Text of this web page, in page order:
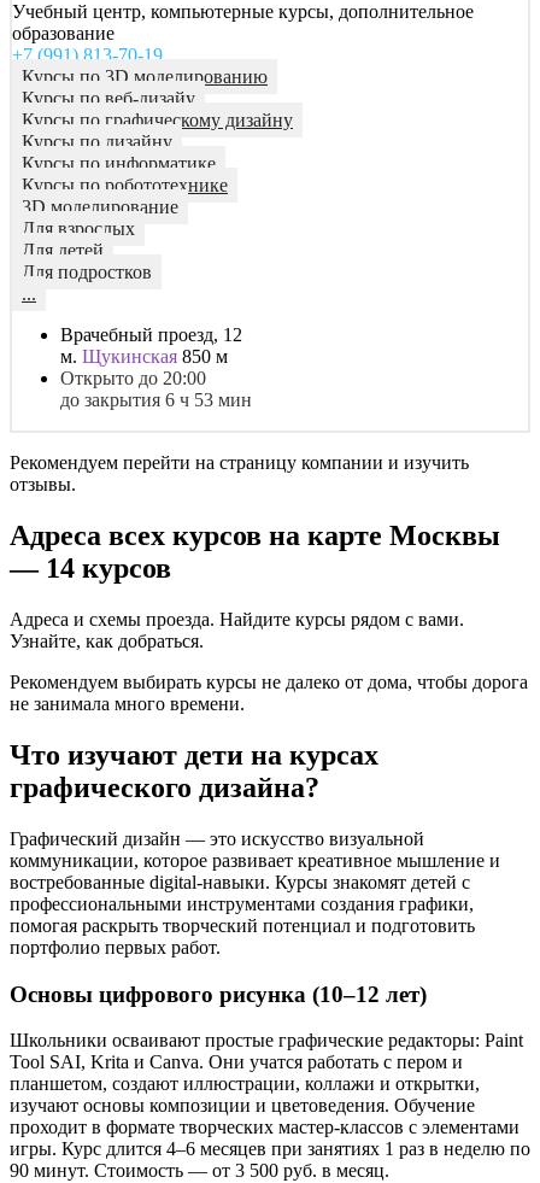
Учебный центр, компьютерные курсы, дополнительное
образование
+7 (991) 813-70-19
Курсы по 3D моделированию
Курсы по веб-дизайу
Курсы по графическому дизайну
Курсы по дизайну
Курсы по информатике
Курсы по робототехнике
3D моделирование
Для взрослых
Для детей
Для подростков
...
Врачебный проезд, 12
м. Щукинская 850 м
Открыто до 20:00
до закрытия 6 ч 53 мин
Рекомендуем перейти на страницу компании и изучить
отзывы.
Адреса всех курсов на карте Москвы
— 14 курсов
Адреса и схемы проезда. Найдите курсы рядом с вами.
Узнайте, как добраться.
Рекомендуем выбирать курсы не далеко от дома, чтобы дорога
не занимала много времени.
Что изучают дети на курсах
графического дизайна?
Графический дизайн — это искусство визуальной
коммуникации, которое развивает креативное мышление и
востребованные digital-навыки. Курсы знакомят детей с
профессиональными инструментами создания графики,
помогая раскрыть творческий потенциал и подготовить
портфолио первых работ.
Основы цифрового рисунка (10–12 лет)
Школьники осваивают простые графические редакторы: Paint
Tool SAI, Krita и Canva. Они учатся работать с пером и
планшетом, создают иллюстрации, коллажи и открытки,
изучают основы композиции и цветоведения. Обучение
проходит в формате творческих мастер-классов с элементами
игры. Курс длится 4–6 месяцев при занятиях 1 раз в неделю по
90 минут. Стоимость — от 3 500 руб. в месяц.